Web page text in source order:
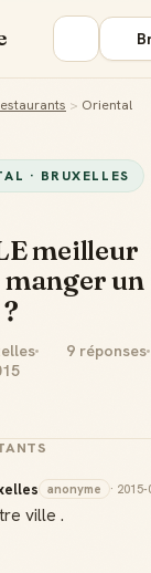
> Oriental
· BRUXELLES
meilleur
un
9 réponses
anonyme ·
ville .